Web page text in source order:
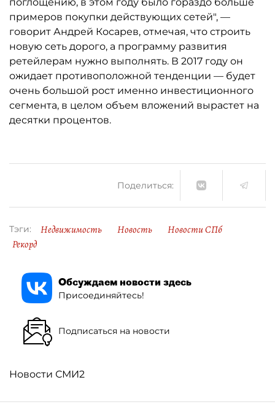
примеров покупки действующих сетей", —
говорит Андрей Косарев, отмечая, что строить
новую сеть дорого, а программу развития
ретейлерам нужно выполнять. В 2017 году он
ожидает противоположной тенденции — будет
очень большой рост именно инвестиционного
сегмента, в целом объем вложений вырастет на
десятки процентов.
Поделиться:
Тэги: Недвижимость Новость
Новости СПб
Рекорд
Обсуждаем новости здесь
Присоединяйтесь!
Подписаться на новости
Новости СМИ2